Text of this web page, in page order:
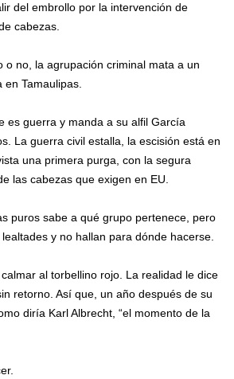
del embrollo por la intervención de
cabezas.
o no, la agrupación criminal mata a un
Tamaulipas.
es guerra y manda a su alfil García
La guerra civil estalla, la escisión está en
una primera purga, con la segura
las cabezas que exigen en EU.
puros sabe a qué grupo pertenece, pero
y no hallan para dónde hacerse.
al torbellino rojo. La realidad le dice
retorno. Así que, un año después de su
diría Karl Albrecht, “el momento de la